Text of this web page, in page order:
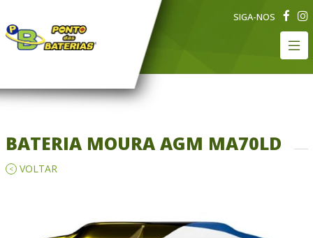
SIGA-NOS
BATERIA MOURA AGM MA70LD
VOLTAR